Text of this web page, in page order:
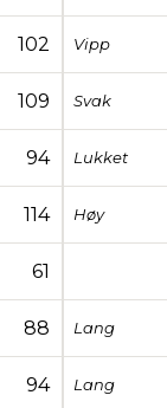
102 Vipp
109 Svak
94 Lukket
114 Høy
61
88 Lang
94 Lang